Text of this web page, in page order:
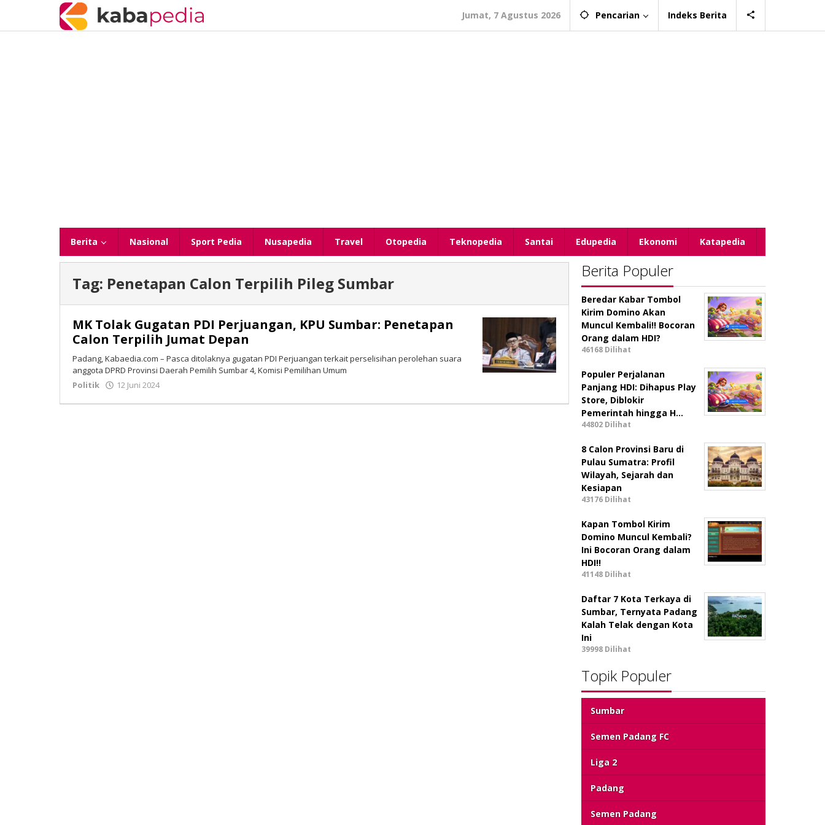
konten
Jumat, 7 Agustus 2026 Pencarian Indeks Berita
Berita Nasional Sport Pedia Nusapedia Travel Otopedia Teknopedia Santai Edupedia Ekonomi Katapedia
Tag: Penetapan Calon Terpilih Pileg Sumbar
MK Tolak Gugatan PDI Perjuangan, KPU Sumbar: Penetapan
Calon Terpilih Jumat Depan
Padang, Kabaedia.com – Pasca ditolaknya gugatan PDI Perjuangan terkait perselisihan perolehan suara
anggota DPRD Provinsi Daerah Pemilih Sumbar 4, Komisi Pemilihan Umum
Politik
12 Juni 2024
Redaksi
Berita Populer
Beredar Kabar Tombol
Kirim Domino Akan
Muncul Kembali!! Bocoran
Orang dalam HDI?
46168 Dilihat
Populer Perjalanan
Panjang HDI: Dihapus Play
Store, Diblokir
Pemerintah hingga H…
44802 Dilihat
8 Calon Provinsi Baru di
Pulau Sumatra: Profil
Wilayah, Sejarah dan
Kesiapan
43176 Dilihat
Kapan Tombol Kirim
Domino Muncul Kembali?
Ini Bocoran Orang dalam
HDI!!
41148 Dilihat
Daftar 7 Kota Terkaya di
Sumbar, Ternyata Padang
Kalah Telak dengan Kota
Ini
39998 Dilihat
Topik Populer
Sumbar
Semen Padang FC
Liga 2
Padang
Semen Padang